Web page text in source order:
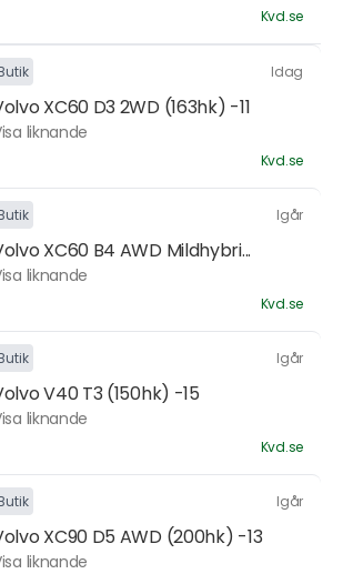
Kvd.se
Idag
XC60 D3 2WD (163hk) -11
liknande
Kvd.se
Igår
XC60 B4 AWD Mildhybri...
liknande
Kvd.se
Igår
V40 T3 (150hk) -15
liknande
Kvd.se
Igår
XC90 D5 AWD (200hk) -13
liknande